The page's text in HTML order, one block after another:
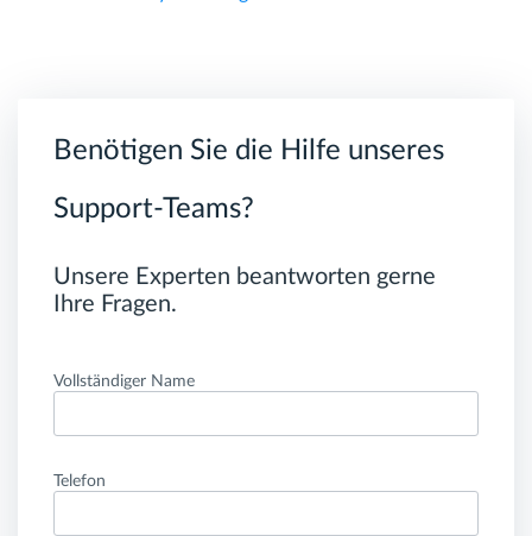
Benötigen Sie die Hilfe unseres
Support-Teams?
Unsere Experten beantworten gerne
Ihre Fragen.
Vollständiger Name
Telefon